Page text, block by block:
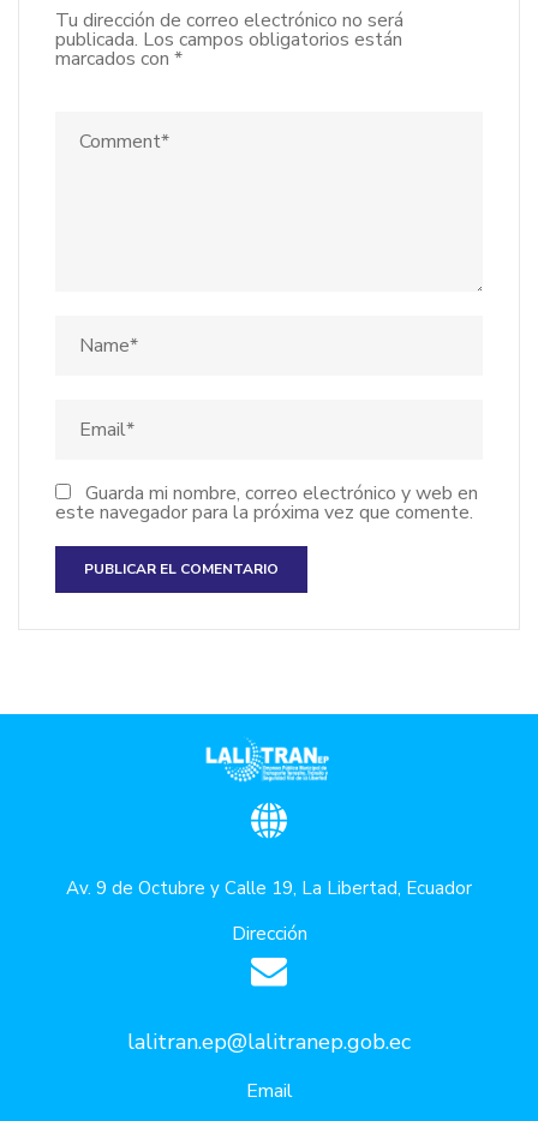
Tu dirección de correo electrónico no será
publicada. Los campos obligatorios están
marcados con *
Guarda mi nombre, correo electrónico y web en
este navegador para la próxima vez que comente.
Av. 9 de Octubre y Calle 19, La Libertad, Ecuador
Dirección
lalitran.ep@lalitranep.gob.ec
Email